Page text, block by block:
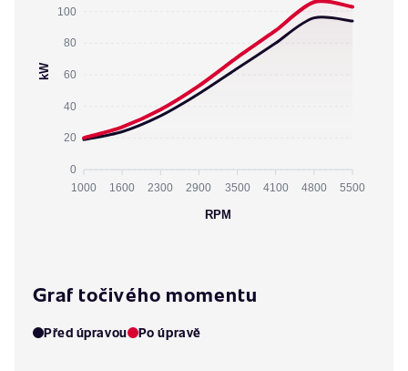
100
80
60
40
20
0
kW
1000 1600 2300 2900 3500 4100 4800 5500
RPM
Graf točivého momentu
Před úpravou Po úpravě